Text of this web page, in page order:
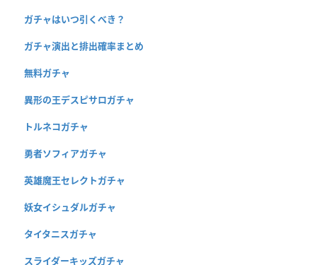
ガチャはいつ引くべき？
ガチャ演出と排出確率まとめ
無料ガチャ
異形の王デスピサロガチャ
トルネコガチャ
勇者ソフィアガチャ
英雄魔王セレクトガチャ
妖女イシュダルガチャ
タイタニスガチャ
スライダーキッズガチャ